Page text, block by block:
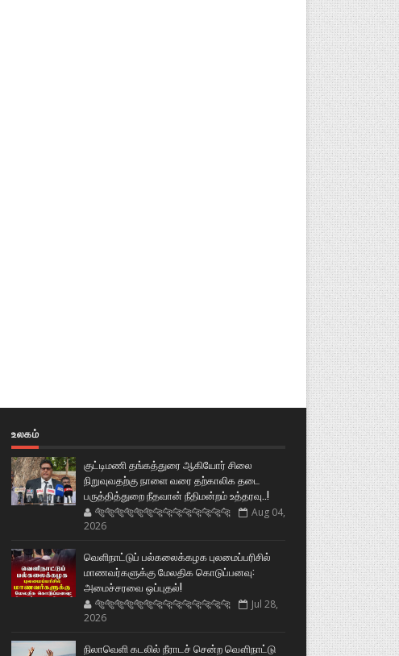
உலகம்
குட்டிமணி தங்கத்துரை ஆகியோர் சிலை
நிறுவுவதற்கு நாளை வரை தற்காலிக தடை
பருத்தித்துறை நீதவான் நீதிமன்றம் உத்தரவு..!
🐅🐅🐅🐅🐅🐅🐆🐆🐆🐆🐆🐆🐆🐆
Aug 04,
2026
வெளிநாட்டுப் பல்கலைக்கழக புலமைப்பரிசில்
மாணவர்களுக்கு மேலதிக கொடுப்பனவு:
அமைச்சரவை ஒப்புதல்!
🐅🐅🐅🐅🐅🐅🐆🐆🐆🐆🐆🐆🐆🐆
Jul 28,
2026
நிலாவெளி கடலில் நீராடச் சென்ற வௌிநாட்டு